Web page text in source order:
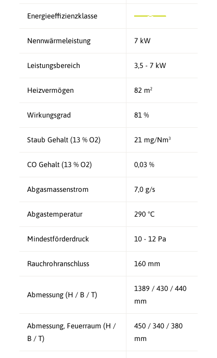
Energieeffizienzklasse
Nennwärmeleistung 7 kW
Leistungsbereich 3,5 - 7 kW
Heizvermögen 82 m²
Wirkungsgrad 81 %
Staub Gehalt (13 % O2) 21 mg/Nm³
CO Gehalt (13 % O2) 0,03 %
Abgasmassenstrom 7,0 g/s
Abgastemperatur 290 °C
Mindestförderdruck 10 - 12 Pa
Rauchrohranschluss 160 mm
Abmessung (H / B / T)
1389 / 430 / 440
mm
Abmessung, Feuerraum (H /
B / T)
450 / 340 / 380
mm